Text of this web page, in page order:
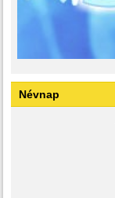
Névnap